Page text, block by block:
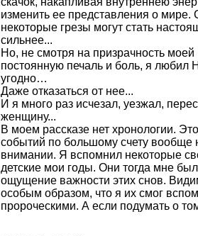
изменить ее представления о мире.
некоторые грезы могут стать
сильнее...
Но, не смотря на призрачность
постоянную печаль и боль, я любил
угодно…
Даже отказаться от нее...
И я много раз исчезал, уезжал,
женщину...
В моем рассказе нет хронологии.
событий по большому счету вообще
внимании. Я вспомнил некоторые
детские мои годы. Они тогда мне
ощущение важности этих снов.
особым образом, что я их смог
пророческими. А если подумать о